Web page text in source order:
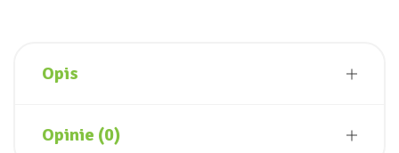
Opis
Opinie (0)